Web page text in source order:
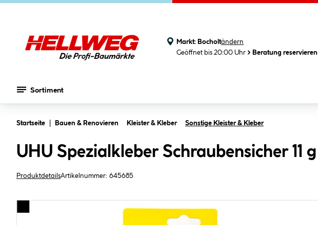
Markt: Bocholtändern
Geöffnet bis 20:00 Uhr
Beratung reservieren
Sortiment
Startseite Bauen & Renovieren Kleister & Kleber Sonstige Kleister & Kleber
UHU Spezialkleber Schraubensicher 11 g
ProduktdetailsArtikelnummer: 645685